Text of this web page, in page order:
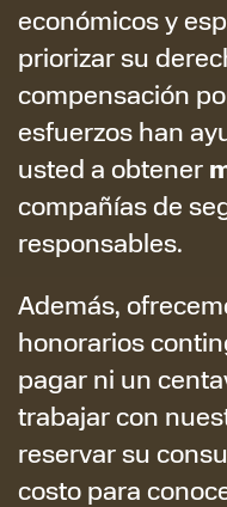
económicos y
priorizar su
compensación
esfuerzos han
usted a obtener
compañías de
responsables.
Además,
honorarios
pagar ni un
trabajar con
reservar su
costo para